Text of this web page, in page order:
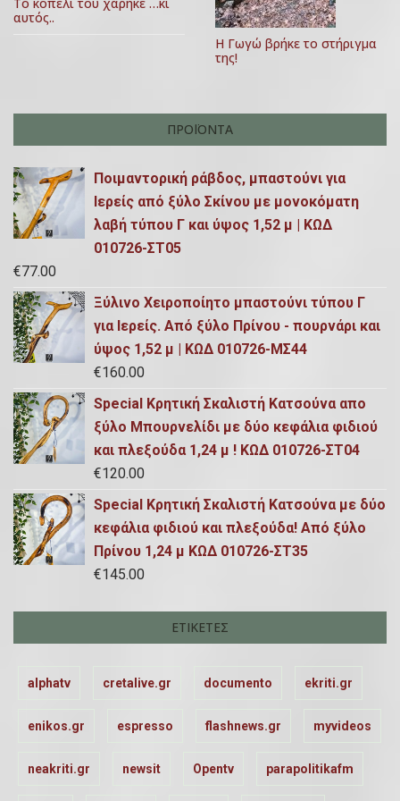
,ω
αυτός..
Η Γωγώ βρήκε το στήριγμα
της!
ΠΡΟΪΌΝΤΑ
Ποιμαντορική ράβδος, μπαστούνι για
Ιερείς από ξύλο Σκίνου με μονοκόματη
λαβή τύπου Γ και ύψος 1,52 μ | ΚΩΔ
010726-ΣΤ05
€77.00
Ξύλινο Χειροποίητο μπαστούνι τύπου Γ
για Ιερείς. Από ξύλο Πρίνου - πουρνάρι και
ύψος 1,52 μ | ΚΩΔ 010726-ΜΣ44
€160.00
Special Κρητική Σκαλιστή Κατσούνα απο
ξύλο Μπουρνελίδι με δύο κεφάλια φιδιού
και πλεξούδα 1,24 μ ! ΚΩΔ 010726-ΣΤ04
€120.00
Special Κρητική Σκαλιστή Κατσούνα με δύο
κεφάλια φιδιού και πλεξούδα! Από ξύλο
Πρίνου 1,24 μ ΚΩΔ 010726-ΣΤ35
€145.00
ΕΤΙΚΈΤΕΣ
alphatv cretalive.gr documento ekriti.gr
enikos.gr espresso flashnews.gr myvideos
neakriti.gr newsit Opentv parapolitikafm